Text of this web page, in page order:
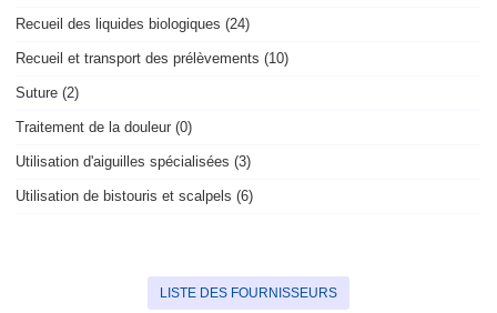
Recueil des liquides biologiques (24)
Recueil et transport des prélèvements (10)
Suture (2)
Traitement de la douleur (0)
Utilisation d'aiguilles spécialisées (3)
Utilisation de bistouris et scalpels (6)
LISTE DES FOURNISSEURS